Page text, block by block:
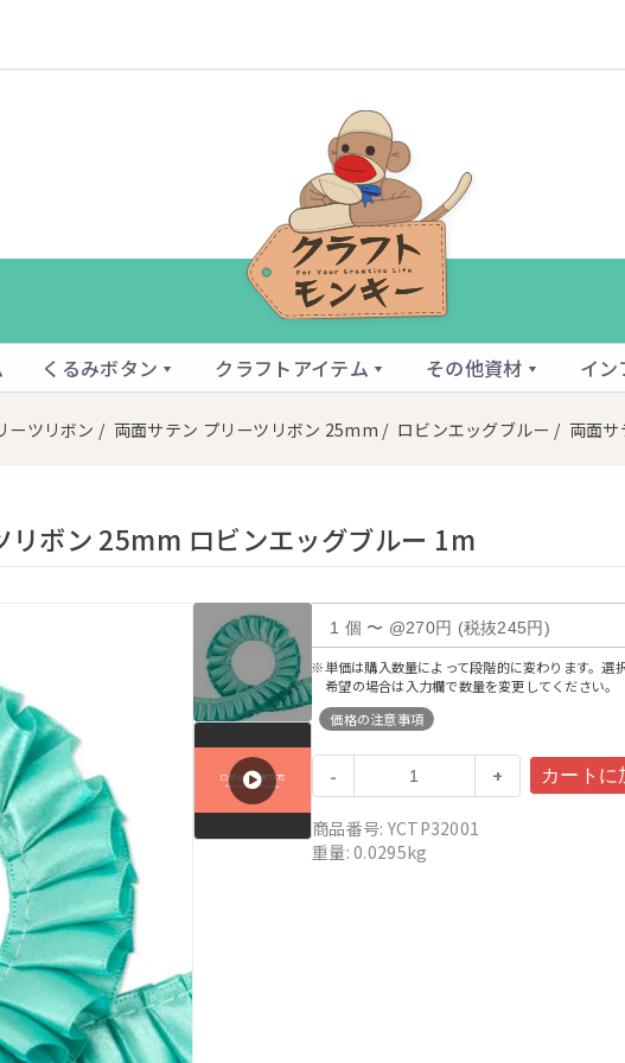
くるみボタン クラフトアイテム その他資材 イン
ーツリボン / 両面サテン プリーツリボン 25mm / ロビンエッグブルー / 両面サ
リボン 25mm ロビンエッグブルー 1m
※単価は購入数量によって段階的に変わります。選
希望の場合は入力欄で数量を変更してください。
価格の注意事項
- +
商品番号: YCTP32001
重量: 0.0295kg